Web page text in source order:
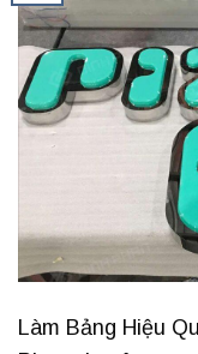
Làm Bảng Hiệu